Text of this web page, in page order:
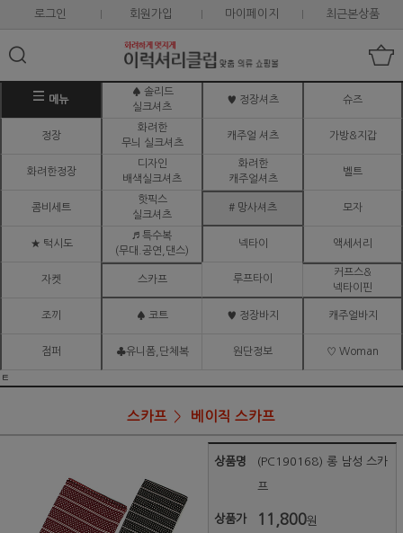
로그인 회원가입 마이페이지 최근본상품
메뉴
♠ 솔리드
실크셔츠
♥ 정장셔츠 슈즈
정장
화려한
무늬 실크셔츠
캐주얼 셔츠 가방&지갑
화려한정장
디자인
배색실크셔츠
화려한
캐주얼셔츠
벨트
콤비세트
핫픽스
실크셔츠
# 망사셔츠 모자
★ 턱시도
♬ 특수복
(무대.공연,댄스)
넥타이 액세서리
자켓 스카프 루프타이
커프스&
넥타이핀
조끼 ♠ 코트 ♥ 정장바지 캐주얼바지
점퍼 ♣유니폼,단체복 원단정보 ♡ Woman
ㅌ
스카프 베이직 스카프
상품명 (PC190168) 롱 남성 스카
프
상품가 11,800원